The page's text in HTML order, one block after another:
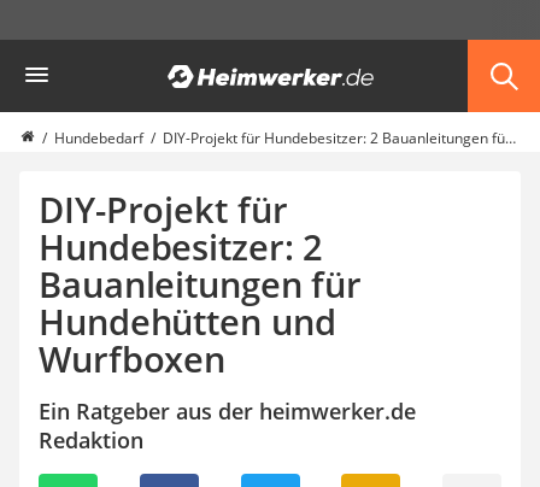
Haustiere
Hunderucksack
Hufschuhe
Terrarium
Hundebedarf DIY-Projekt für Hundebesitzer: 2 Bauanleitungen für Hundehütten und Wurfboxen
DIY-Projekt für
Hundebesitzer: 2
Bauanleitungen für
Hundehütten und
Wurfboxen
Ein Ratgeber aus der heimwerker.de
Redaktion